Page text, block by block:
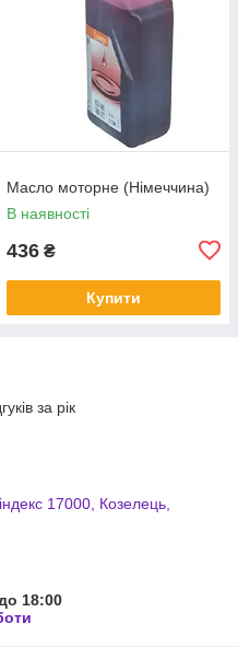
Масло моторне (Німеччина)
В наявності
436 ₴
Купити
за рік
17000, Козелець,
18:00